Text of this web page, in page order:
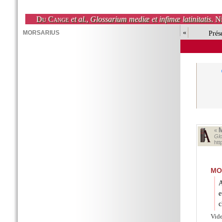
Du Cange et al., Glossarium mediæ et infimæ latinitatis.
«
«